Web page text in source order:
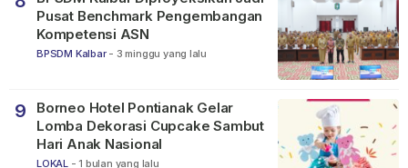
Pusat Benchmark Pengembangan
Kompetensi ASN
BPSDM Kalbar - 3 minggu yang lalu
9
Borneo Hotel Pontianak Gelar
Lomba Dekorasi Cupcake Sambut
Hari Anak Nasional
LOKAL - 1 bulan yang lalu